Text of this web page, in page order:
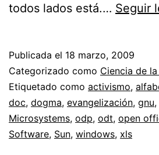
todos lados está.… Seguir
Publicada el 18 marzo, 2009
Categorizado como Ciencia de
Etiquetado como activismo,
doc, dogma, evangelización, gnu,
Microsystems, odp, odt, open
Software, Sun, windows, xls